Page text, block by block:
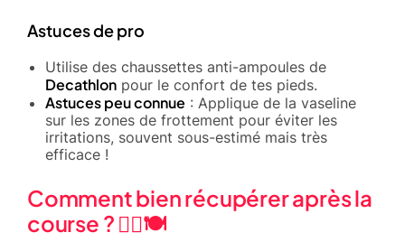
Astuces de pro
Utilise des chaussettes anti-ampoules de
Decathlon pour le confort de tes pieds.
Astuces peu connue : Applique de la vaseline
sur les zones de frottement pour éviter les
irritations, souvent sous-estimé mais très
efficace !
Comment bien récupérer après la
course ? 🧘‍♂️🍽️